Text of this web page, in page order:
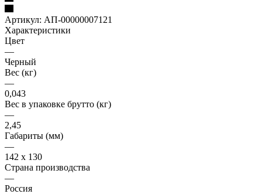
Артикул: АП-00000007121
Характеристики
Цвет
—
Черный
Вес (кг)
—
0,043
Вес в упаковке брутто (кг)
—
2,45
Габариты (мм)
—
142 x 130
Страна производства
—
Россия